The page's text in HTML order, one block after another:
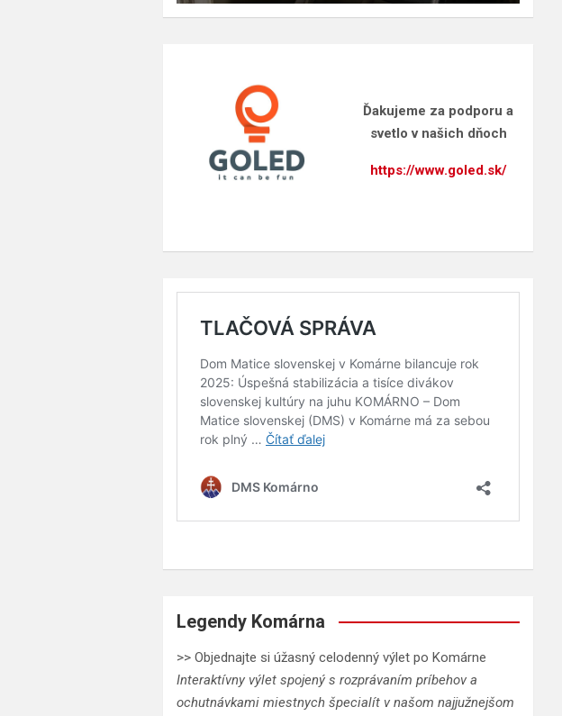
Ďakujeme za podporu a
svetlo v našich dňoch
https://www.goled.sk/
Legendy Komárna
>> Objednajte si úžasný celodenný výlet po Komárne
Interaktívny výlet spojený s rozprávaním príbehov a
ochutnávkami miestnych špecialít v našom najjužnejšom